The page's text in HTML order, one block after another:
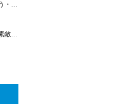
素敵な大家族！みんなで撮ろう・・・家族記念。
素敵な女性！あなたらしさの素敵を大切に！プロフィール撮影